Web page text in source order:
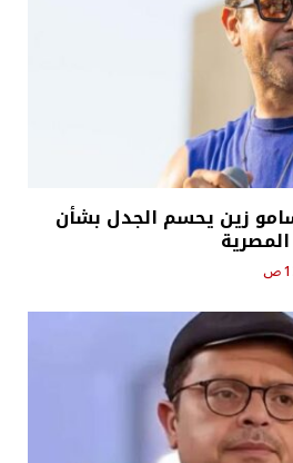
زين يحسم الجدل بشأن